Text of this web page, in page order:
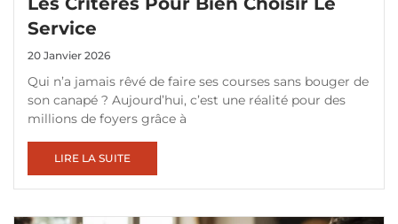
Service
20 Janvier 2026
Qui n’a jamais rêvé de faire ses courses sans bouger de
son canapé ? Aujourd’hui, c’est une réalité pour des
millions de foyers grâce à
LIRE LA SUITE